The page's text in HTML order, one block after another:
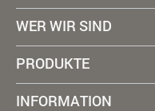
WER WIR SIND
PRODUKTE
INFORMATION